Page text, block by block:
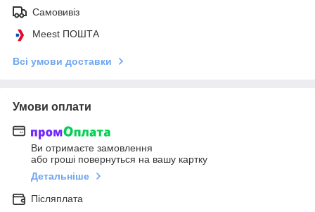
Самовивіз
Meest ПОШТА
Всі умови доставки
Умови оплати
Ви отримаєте замовлення
або гроші повернуться на вашу картку
Детальніше
Післяплата